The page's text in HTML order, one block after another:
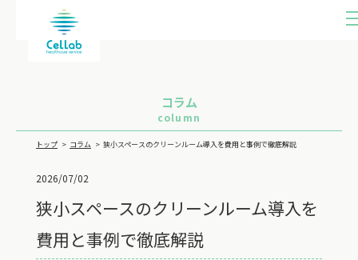
コラム
column
トップ コラム 狭小スペースのクリーンルーム導入を費用と事例で徹底解説
2026/07/02
狭小スペースのクリーンルーム導入を
費用と事例で徹底解説